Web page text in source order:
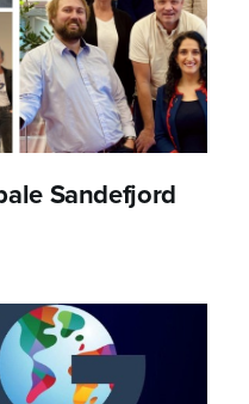
Sandefjord